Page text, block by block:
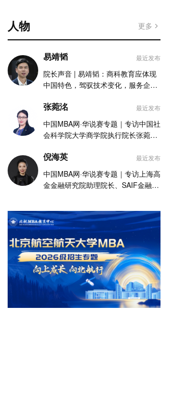
人物 更多
易靖韬 最近发布
院长声音 | 易靖韬：商科教育应体现
中国特色，驾驭技术变化，服务企业
张菀洺 最近发布
中国MBA网·华说赛专题｜专访中国社
会科学院大学商学院执行院长张菀洺
倪海英 最近发布
中国MBA网·华说赛专题｜专访上海高
金金融研究院助理院长、SAIF金融